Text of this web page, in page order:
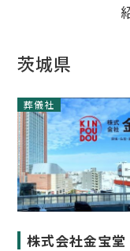
茨城県
葬儀社
株式会社金宝堂